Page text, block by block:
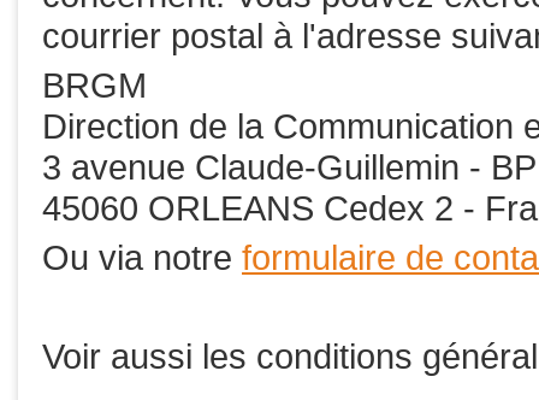
courrier postal à l'adresse
BRGM
Direction de la Communication
3 avenue Claude-Guillemin -
45060 ORLEANS Cedex 2 -
Ou via notre formulaire de
Voir aussi les conditions